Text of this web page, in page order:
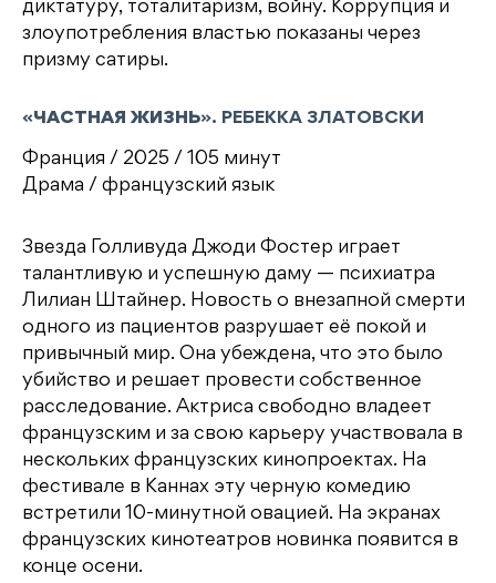
диктатуру, тоталитаризм, войну. Коррупция и
злоупотребления властью показаны через
призму сатиры.
«ЧАСТНАЯ ЖИЗНЬ». РЕБЕККА ЗЛАТОВСКИ
Франция / 2025 / 105 минут
Драма / французский язык
Звезда Голливуда Джоди Фостер играет
талантливую и успешную даму — психиатра
Лилиан Штайнер. Новость о внезапной смерти
одного из пациентов разрушает её покой и
привычный мир. Она убеждена, что это было
убийство и решает провести собственное
расследование. Актриса свободно владеет
французским и за свою карьеру участвовала в
нескольких французских кинопроектах. На
фестивале в Каннах эту черную комедию
встретили 10-минутной овацией. На экранах
французских кинотеатров новинка появится в
конце осени.